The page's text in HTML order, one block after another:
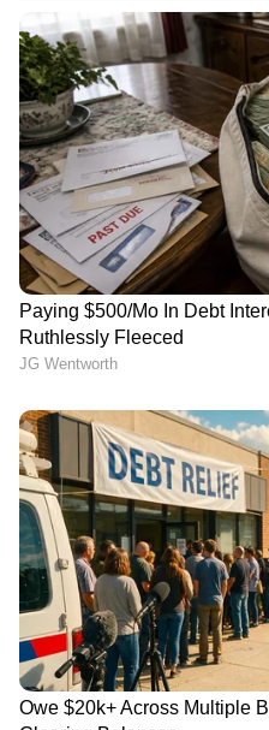
ഉൾപ്പെടുന്നതല്ല ഈ
പറയുന്നുണ്ട് .
ബിഹാറിന്
ചക്രവാതചുഴി;
രക്ഷയില്ല, 9
സംസ്ഥാനത്ത് ഈ
ദിനങ്ങളിലും
കാലാവസ്ഥ വകുപ്പ്.
ദിവസം വ്യാപകമായ
മിന്നലിനും
തെക്ക് പടിഞ്ഞാറൻ
സമീപ
നിലനിൽക്കുന്നതും
ഉൾകടലിന്‍റെ
ചക്രവാതചുഴി
ബംഗാൾ ഉൾകടലിൽ
തമിഴ്നാട് വരെ
നിലനിൽക്കുന്നതുമാണ്